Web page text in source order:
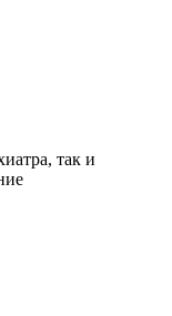
так и